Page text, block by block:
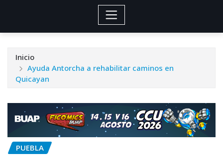
Inicio
Ayuda Antorcha a rehabilitar caminos en
Quicayan
PUEBLA